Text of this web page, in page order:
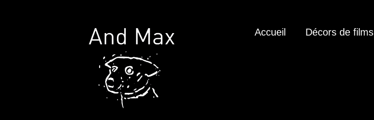
Accueil Décors de films